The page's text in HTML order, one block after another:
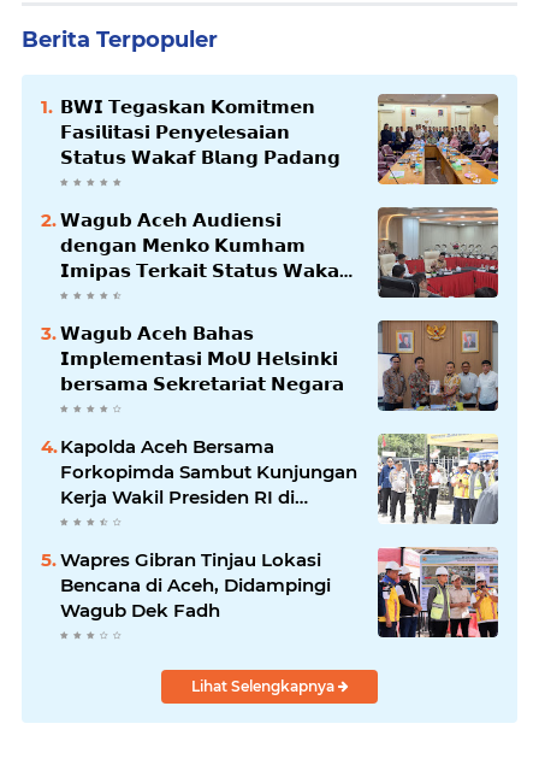
Berita Terpopuler
𝗕𝗪𝗜 𝗧𝗲𝗴𝗮𝘀𝗸𝗮𝗻 𝗞𝗼𝗺𝗶𝘁𝗺𝗲𝗻
𝗙𝗮𝘀𝗶𝗹𝗶𝘁𝗮𝘀𝗶 𝗣𝗲𝗻𝘆𝗲𝗹𝗲𝘀𝗮𝗶𝗮𝗻
𝗦𝘁𝗮𝘁𝘂𝘀 𝗪𝗮𝗸𝗮𝗳 𝗕𝗹𝗮𝗻𝗴 𝗣𝗮𝗱𝗮𝗻𝗴
𝗪𝗮𝗴𝘂𝗯 𝗔𝗰𝗲𝗵 𝗔𝘂𝗱𝗶𝗲𝗻𝘀𝗶
𝗱𝗲𝗻𝗴𝗮𝗻 𝗠𝗲𝗻𝗸𝗼 𝗞𝘂𝗺𝗵𝗮𝗺
𝗜𝗺𝗶𝗽𝗮𝘀 𝗧𝗲𝗿𝗸𝗮𝗶𝘁 𝗦𝘁𝗮𝘁𝘂𝘀 𝗪𝗮𝗸𝗮𝗳
𝗕𝗹𝗮𝗻𝗴𝗽𝗮𝗱𝗮𝗻𝗴
𝗪𝗮𝗴𝘂𝗯 𝗔𝗰𝗲𝗵 𝗕𝗮𝗵𝗮𝘀
𝗜𝗺𝗽𝗹𝗲𝗺𝗲𝗻𝘁𝗮𝘀𝗶 𝗠𝗼𝗨 𝗛𝗲𝗹𝘀𝗶𝗻𝗸𝗶
𝗯𝗲𝗿𝘀𝗮𝗺𝗮 𝗦𝗲𝗸𝗿𝗲𝘁𝗮𝗿𝗶𝗮𝘁 𝗡𝗲𝗴𝗮𝗿𝗮
Kapolda Aceh Bersama
Forkopimda Sambut Kunjungan
Kerja Wakil Presiden RI di
Kabupaten Bireuen
Wapres Gibran Tinjau Lokasi
Bencana di Aceh, Didampingi
Wagub Dek Fadh
Lihat Selengkapnya